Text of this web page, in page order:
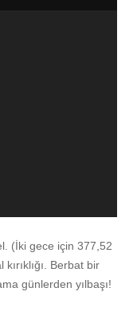
(İki gece için 377,52
Berbat bir
günlerden yılbaşı!